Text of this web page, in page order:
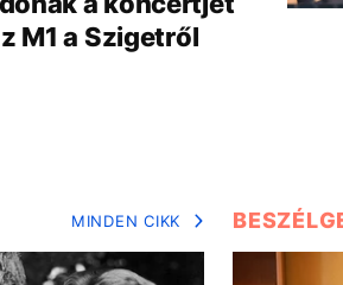
M1 a Szigetről
MINDEN CIKK